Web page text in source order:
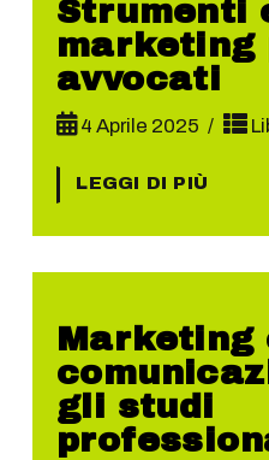
Strumenti
marketing
avvocati
4 Aprile 2025
LEGGI DI PIÙ
Marketing
gli studi